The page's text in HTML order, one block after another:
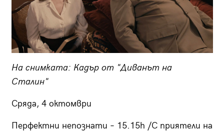
На снимката: Кадър от "Диванът на
Сталин"
Сряда, 4 октомври
Перфектни непознати – 15.15h /С приятели на